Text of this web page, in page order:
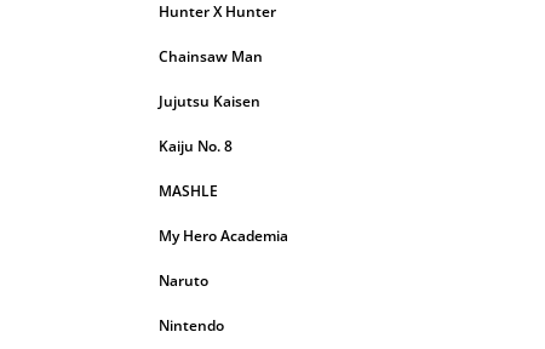
Hunter X Hunter
Chainsaw Man
Jujutsu Kaisen
Kaiju No. 8
MASHLE
My Hero Academia
Naruto
Nintendo